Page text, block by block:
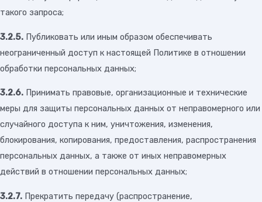
такого запроса;
3.2.5. Публиковать или иным образом обеспечивать
неограниченный доступ к настоящей Политике в отношении
обработки персональных данных;
3.2.6. Принимать правовые, организационные и технические
меры для защиты персональных данных от неправомерного или
случайного доступа к ним, уничтожения, изменения,
блокирования, копирования, предоставления, распространения
персональных данных, а также от иных неправомерных
действий в отношении персональных данных;
3.2.7. Прекратить передачу (распространение,